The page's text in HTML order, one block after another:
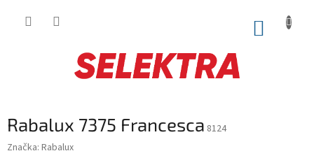
Rabalux 7375 Francesca 8124
Značka: Rabalux